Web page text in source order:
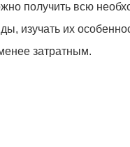
получить всю
изучать их
затратным.